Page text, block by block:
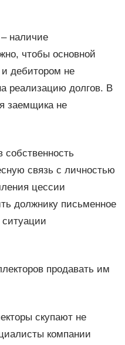
наличие
чтобы основной
и дебитором не
реализацию долгов. В
заемщика не
собственность
связь с личностью
цессии
должнику письменное
продавать им
скупают не
компании